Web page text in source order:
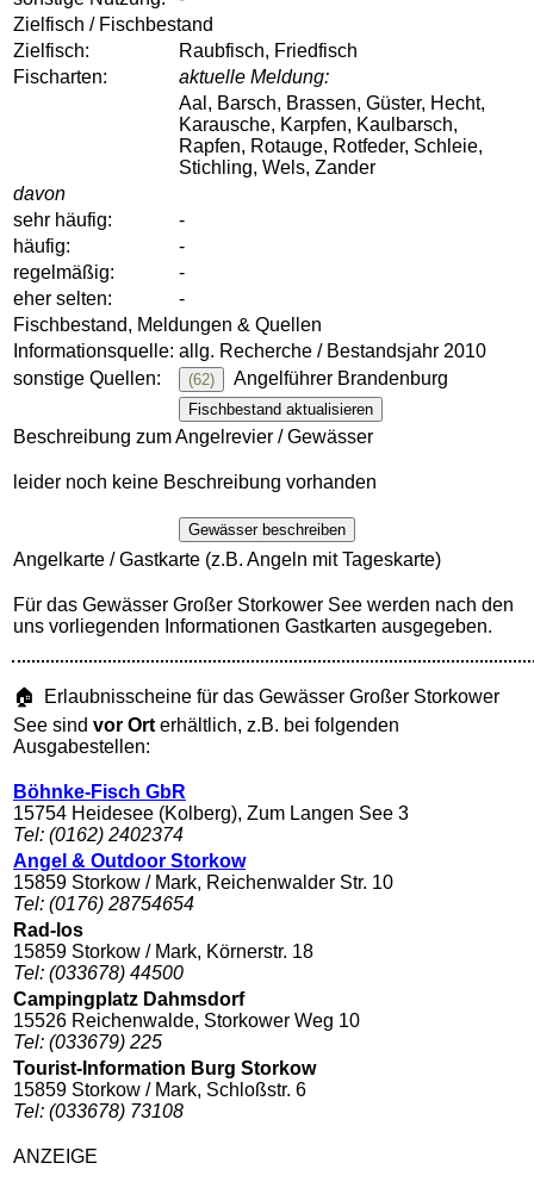
Zielfisch / Fischbestand
Zielfisch:
Raubfisch, Friedfisch
Fischarten:
aktuelle Meldung:
Aal, Barsch, Brassen, Güster, Hecht,
Karausche, Karpfen, Kaulbarsch,
Rapfen, Rotauge, Rotfeder, Schleie,
Stichling, Wels, Zander
davon
sehr häufig:
-
häufig:
-
regelmäßig:
-
eher selten:
-
Fischbestand, Meldungen & Quellen
Informationsquelle: allg. Recherche / Bestandsjahr 2010
sonstige Quellen:
(62) Angelführer Brandenburg
Fischbestand aktualisieren
Beschreibung zum Angelrevier / Gewässer
leider noch keine Beschreibung vorhanden
Gewässer beschreiben
Angelkarte / Gastkarte (z.B. Angeln mit Tageskarte)
Für das Gewässer Großer Storkower See werden nach den
uns vorliegenden Informationen Gastkarten ausgegeben.
🏠 Erlaubnisscheine für das Gewässer Großer Storkower
See sind vor Ort erhältlich, z.B. bei folgenden
Ausgabestellen:
Böhnke-Fisch GbR
15754 Heidesee (Kolberg), Zum Langen See 3
Tel: (0162) 2402374
Angel & Outdoor Storkow
15859 Storkow / Mark, Reichenwalder Str. 10
Tel: (0176) 28754654
Rad-los
15859 Storkow / Mark, Körnerstr. 18
Tel: (033678) 44500
Campingplatz Dahmsdorf
15526 Reichenwalde, Storkower Weg 10
Tel: (033679) 225
Tourist-Information Burg Storkow
15859 Storkow / Mark, Schloßstr. 6
Tel: (033678) 73108
ANZEIGE